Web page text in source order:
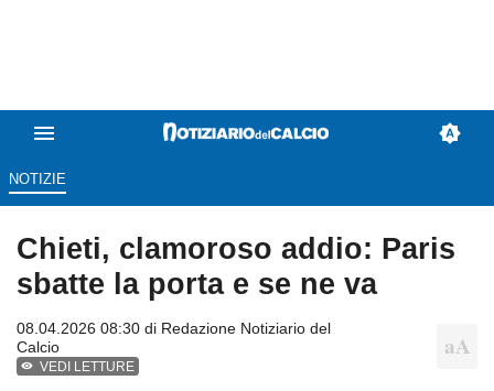
NOTIZIE
Chieti, clamoroso addio: Paris
sbatte la porta e se ne va
08.04.2026 08:30 di Redazione Notiziario del
Calcio
VEDI LETTURE